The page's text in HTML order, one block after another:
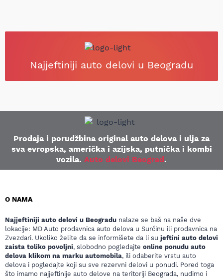
Najjeftiniji auto delovi u Beogradu
Prodaja i porudžbina original auto delova i ulja za
sva evropska, američka i azijska, putnička i kombi
vozila. Auto delovi Beograd.
O NAMA
Najjeftiniji auto delovi u Beogradu nalaze se baš na naše dve
lokacije: MD Auto prodavnica auto delova u Surčinu ili prodavnica na
Zvezdari. Ukoliko želite da se informišete da li su jeftini auto delovi
zaista toliko povoljni, slobodno pogledajte online ponudu auto
delova klikom na marku automobila, ili odaberite vrstu auto
delova i pogledajte koji su sve rezervni delovi u ponudi. Pored toga
što imamo najjeftinije auto delove na teritoriji Beograda, nudimo i